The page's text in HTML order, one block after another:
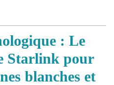
: Le
Starlink pour
blanches et